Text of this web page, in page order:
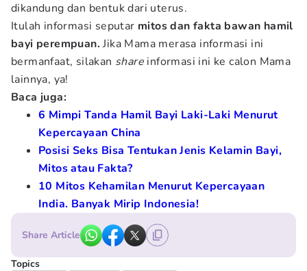
dikandung dan bentuk dari uterus.
Itulah informasi seputar mitos dan fakta bawan hamil
bayi perempuan.Jika Mama merasa informasi ini
bermanfaat, silakan share informasi ini ke calon Mama
lainnya, ya!
Baca juga:
6 Mimpi Tanda Hamil Bayi Laki-Laki Menurut
Kepercayaan China
Posisi Seks Bisa Tentukan Jenis Kelamin Bayi,
Mitos atau Fakta?
10 Mitos Kehamilan Menurut Kepercayaan
India. Banyak Mirip Indonesia!
Share Article
Topics